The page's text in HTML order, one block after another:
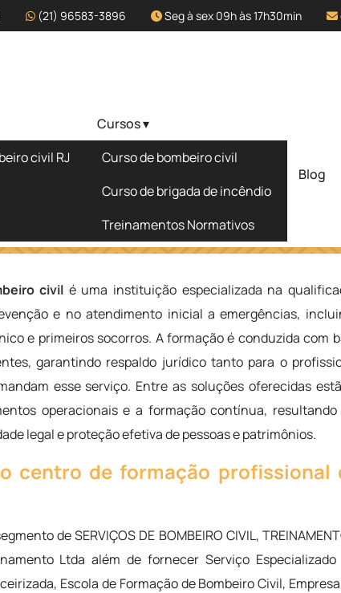
(21) 96583-3896 Seg à sex 09h às 17h30min
civil RJ
Cursos ▾
Curso de bombeiro civil
Curso de brigada de incêndio
Treinamentos Normativos
Blog
de
Bombeiro Civil em Juazeiro
Solicite
civil é uma instituição especializada na
e no atendimento inicial a emergências,
e primeiros socorros. A formação é conduzida com
garantindo respaldo jurídico tanto para o
esse serviço. Entre as soluções oferecidas
operacionais e a formação contínua, resultando
legal e proteção efetiva de pessoas e patrimônios.
centro de formação profissional
de SERVIÇOS DE BOMBEIRO CIVIL,
Ltda além de fornecer Serviço Especializado
Escola de Formação de Bombeiro Civil,